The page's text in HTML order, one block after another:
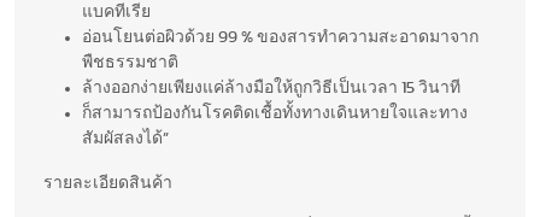
แบคทีเรีย
อ่อนโยนต่อผิวด้วย 99 % ของสารทำความสะอาดมาจาก
พืชธรรมชาติ
ล้างออกง่ายเพียงแค่ล้างมือให้ถูกวิธีเป็นเวลา 15 วินาที
ก็สามารถป้องกันโรคติดเชื้อทั้งทางเดินหายใจและทาง
สัมผัสลงได้”
รายละเอียดสินค้า